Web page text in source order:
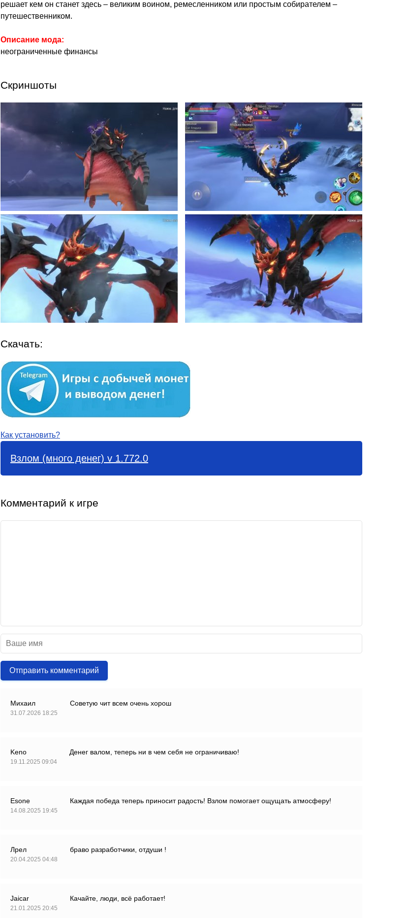
решает кем он станет здесь – великим воином, ремесленником или простым собирателем –
путешественником.
Описание мода:
неограниченные финансы
Скриншоты
Скачать:
Как установить?
Взлом (много денег) v 1.772.0
Комментарий к игре
Отправить комментарий
Михаил
31.07.2026 18:25
Советую чит всем очень хорош
Keno
19.11.2025 09:04
Денег валом, теперь ни в чем себя не ограничиваю!
Esone
14.08.2025 19:45
Каждая победа теперь приносит радость! Взлом помогает ощущать атмосферу!
Лрел
20.04.2025 04:48
браво разработчики, отдуши !
Jaicar
21.01.2025 20:45
Качайте, люди, всё работает!